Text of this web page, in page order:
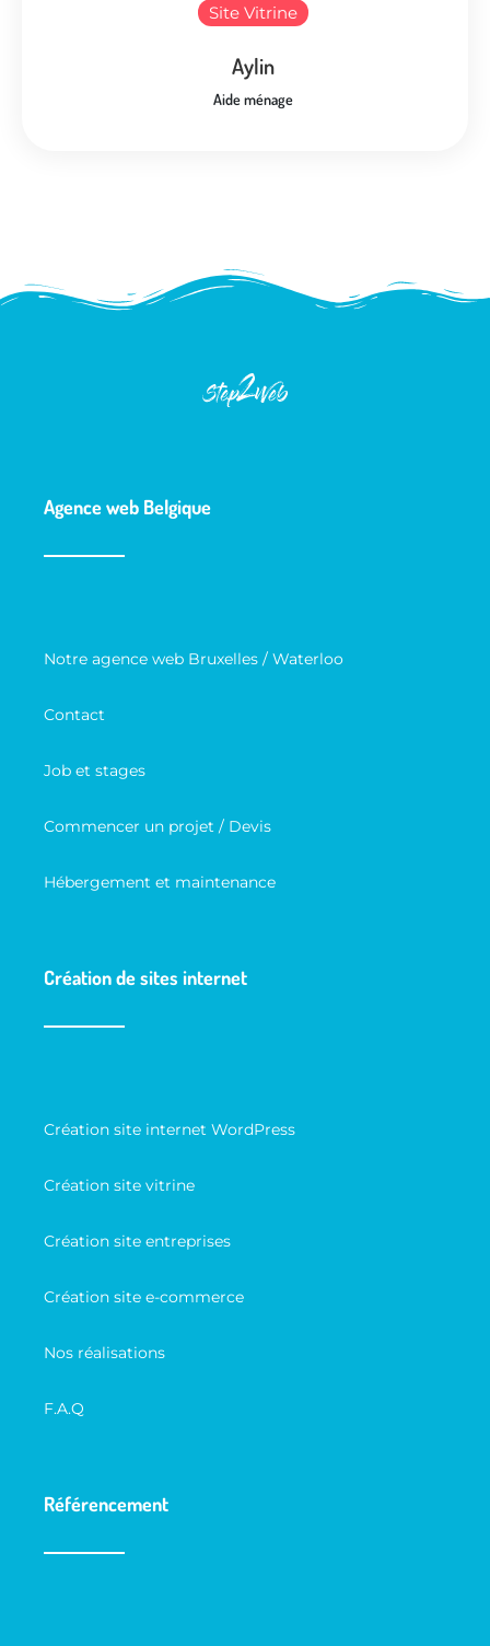
Site Vitrine
Aylin
Aide ménage
Agence web Belgique
Notre agence web Bruxelles / Waterloo
Contact
Job et stages
Commencer un projet / Devis
Hébergement et maintenance
Création de sites internet
Création site internet WordPress
Création site vitrine
Création site entreprises
Création site e-commerce
Nos réalisations
F.A.Q
Référencement